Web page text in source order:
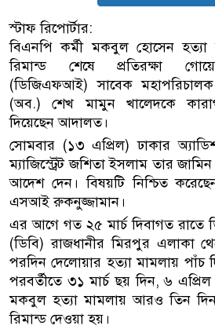
স্টাফ রিপোর্টার:
বিএনপি কর্মী মকবুল হোসেন
রিমান্ড শেষে প্রতিরক্ষা
(ডিজিএফআই) সাবেক মহাপরিচালক
(অব.) শেখ মামুন খালেদকে
দিয়েছেন আদালত।
সোমবার (১৩ এপ্রিল) ঢাকার
ম্যাজিস্ট্রেট জশিতা ইসলাম তার
আদেশ দেন। বিষয়টি নিশ্চিত
এসআই রুকনুজ্জামান।
এর আগে গত ২৫ মার্চ দিবাগত রাতে
(ডিবি) রাজধানীর মিরপুর এলাকা
পরদিন দেলোয়ার হত্যা মামলায় পাঁচ
পরবর্তীতে ৩১ মার্চ ছয় দিন, ৬
মকবুল হত্যা মামলায় আরও তিন
রিমান্ড দেওয়া হয়।